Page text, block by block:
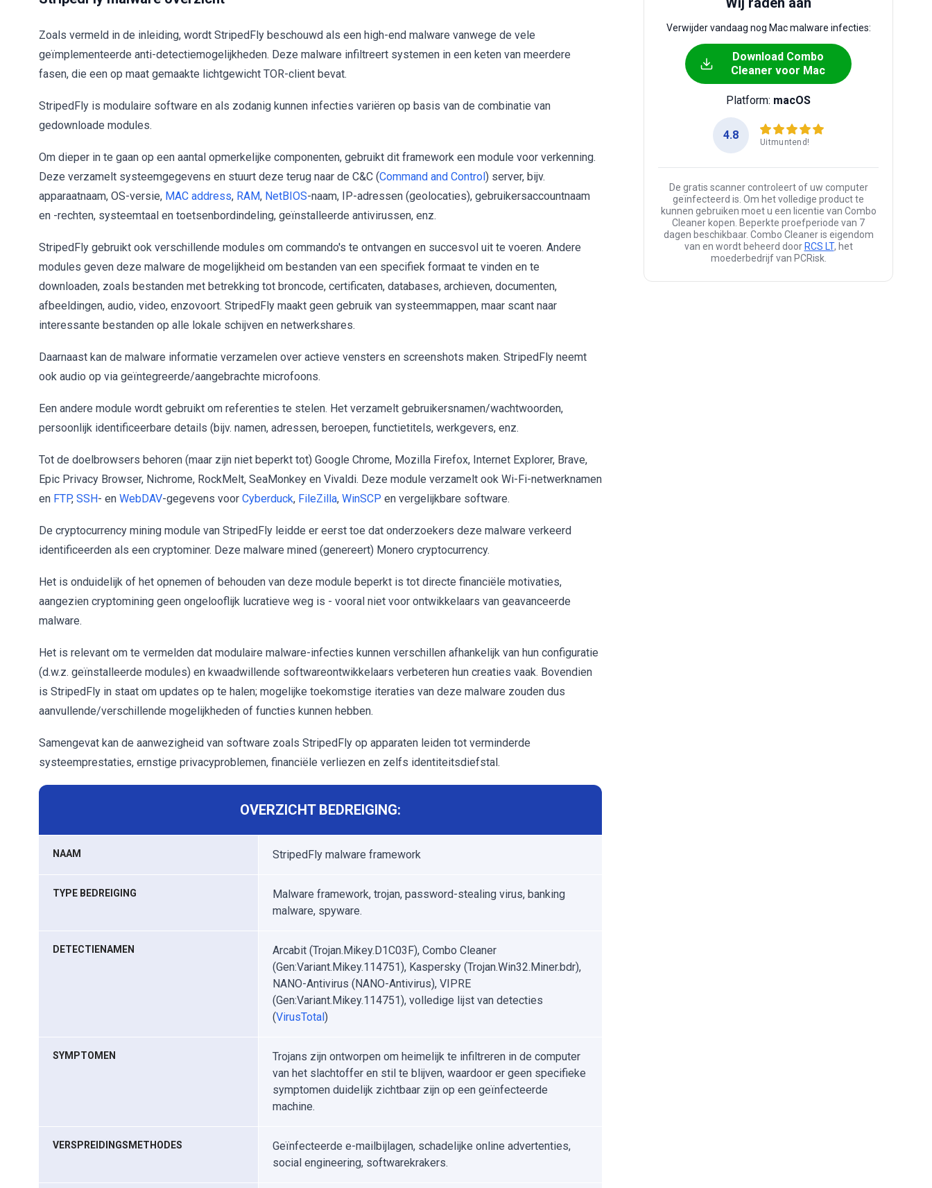
Zoals vermeld in de inleiding, wordt StripedFly beschouwd als een high-end malware vanwege de vele
geïmplementeerde anti-detectiemogelijkheden. Deze malware infiltreert systemen in een keten van meerdere
fasen, die een op maat gemaakte lichtgewicht TOR-client bevat.
StripedFly is modulaire software en als zodanig kunnen infecties variëren op basis van de combinatie van
gedownloade modules.
Om dieper in te gaan op een aantal opmerkelijke componenten, gebruikt dit framework een module voor verkenning.
Deze verzamelt systeemgegevens en stuurt deze terug naar de C&C (Command and Control) server, bijv.
apparaatnaam, OS-versie, MAC address, RAM, NetBIOS-naam, IP-adressen (geolocaties), gebruikersaccountnaam
en -rechten, systeemtaal en toetsenbordindeling, geïnstalleerde antivirussen, enz.
StripedFly gebruikt ook verschillende modules om commando's te ontvangen en succesvol uit te voeren. Andere
modules geven deze malware de mogelijkheid om bestanden van een specifiek formaat te vinden en te
downloaden, zoals bestanden met betrekking tot broncode, certificaten, databases, archieven, documenten,
afbeeldingen, audio, video, enzovoort. StripedFly maakt geen gebruik van systeemmappen, maar scant naar
interessante bestanden op alle lokale schijven en netwerkshares.
Daarnaast kan de malware informatie verzamelen over actieve vensters en screenshots maken. StripedFly neemt
ook audio op via geïntegreerde/aangebrachte microfoons.
Een andere module wordt gebruikt om referenties te stelen. Het verzamelt gebruikersnamen/wachtwoorden,
persoonlijk identificeerbare details (bijv. namen, adressen, beroepen, functietitels, werkgevers, enz.
Tot de doelbrowsers behoren (maar zijn niet beperkt tot) Google Chrome, Mozilla Firefox, Internet Explorer, Brave,
Epic Privacy Browser, Nichrome, RockMelt, SeaMonkey en Vivaldi. Deze module verzamelt ook Wi-Fi-netwerknamen
en FTP, SSH- en WebDAV-gegevens voor Cyberduck, FileZilla, WinSCP en vergelijkbare software.
De cryptocurrency mining module van StripedFly leidde er eerst toe dat onderzoekers deze malware verkeerd
identificeerden als een cryptominer. Deze malware mined (genereert) Monero cryptocurrency.
Het is onduidelijk of het opnemen of behouden van deze module beperkt is tot directe financiële motivaties,
aangezien cryptomining geen ongelooflijk lucratieve weg is - vooral niet voor ontwikkelaars van geavanceerde
malware.
Het is relevant om te vermelden dat modulaire malware-infecties kunnen verschillen afhankelijk van hun configuratie
(d.w.z. geïnstalleerde modules) en kwaadwillende softwareontwikkelaars verbeteren hun creaties vaak. Bovendien
is StripedFly in staat om updates op te halen; mogelijke toekomstige iteraties van deze malware zouden dus
aanvullende/verschillende mogelijkheden of functies kunnen hebben.
Samengevat kan de aanwezigheid van software zoals StripedFly op apparaten leiden tot verminderde
systeemprestaties, ernstige privacyproblemen, financiële verliezen en zelfs identiteitsdiefstal.
OVERZICHT BEDREIGING:
NAAM StripedFly malware framework
TYPE BEDREIGING
Malware framework, trojan, password-stealing virus, banking
malware, spyware.
DETECTIENAMEN
Arcabit (Trojan.Mikey.D1C03F), Combo Cleaner
(Gen:Variant.Mikey.114751), Kaspersky (Trojan.Win32.Miner.bdr),
NANO-Antivirus (NANO-Antivirus), VIPRE
(Gen:Variant.Mikey.114751), volledige lijst van detecties
(VirusTotal)
SYMPTOMEN
Trojans zijn ontworpen om heimelijk te infiltreren in de computer
van het slachtoffer en stil te blijven, waardoor er geen specifieke
symptomen duidelijk zichtbaar zijn op een geïnfecteerde
machine.
VERSPREIDINGSMETHODES
Geïnfecteerde e-mailbijlagen, schadelijke online advertenties,
social engineering, softwarekrakers.
Verwijder vandaag nog Mac malware infecties:
Download Combo
Cleaner voor Mac
Platform: macOS
4.8
Uitmuntend!
De gratis scanner controleert of uw computer
geïnfecteerd is. Om het volledige product te
kunnen gebruiken moet u een licentie van Combo
Cleaner kopen. Beperkte proefperiode van 7
dagen beschikbaar. Combo Cleaner is eigendom
van en wordt beheerd door RCS LT, het
moederbedrijf van PCRisk.